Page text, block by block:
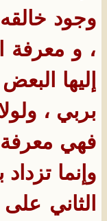
وجود
، و معرفة
إليها
بربي ،
فهي معرفة
وإنما تزداد
الثاني